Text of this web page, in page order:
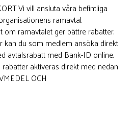
Vi vill ansluta våra befintliga
ramavtal.
om ramavtalet ger bättre rabatter.
kan du som medlem ansöka direkt
avtalsrabatt med Bank-ID online.
aktiveras direkt med nedan
OCH